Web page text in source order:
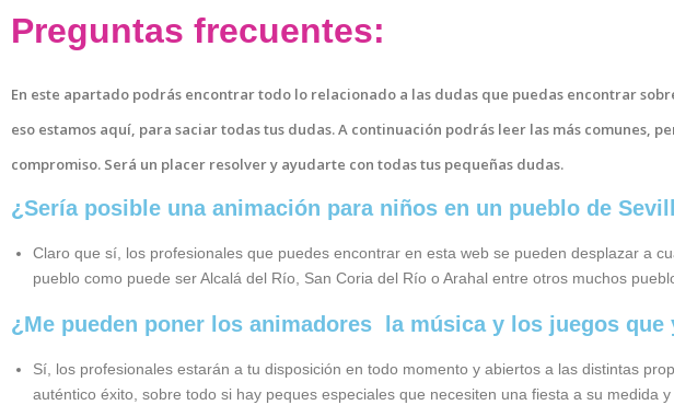
Preguntas frecuentes:
En este apartado podrás encontrar todo lo relacionado a las dudas que puedas encontrar
eso estamos aquí, para saciar todas tus dudas. A continuación podrás leer las más comunes,
compromiso. Será un placer resolver y ayudarte con todas tus pequeñas dudas.
¿Sería posible una animación para niños en un pueblo de
Claro que sí, los profesionales que puedes encontrar en esta web se pueden desplazar a
pueblo como puede ser Alcalá del Río, San Coria del Río o Arahal entre otros muchos
¿Me pueden poner los animadores la música y los juegos que
Sí, los profesionales estarán a tu disposición en todo momento y abiertos a las distintas
auténtico éxito, sobre todo si hay peques especiales que necesiten una fiesta a su medida y